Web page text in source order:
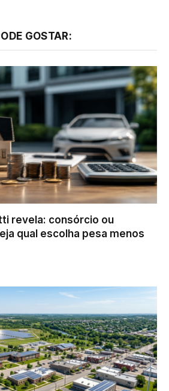
GOSTAR:
revela: consórcio ou
qual escolha pesa menos